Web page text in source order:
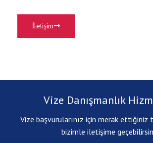
İletişim
Vize Danışmanlık
Vize başvurularınız için merak ettiğiniz
bizimle iletişime